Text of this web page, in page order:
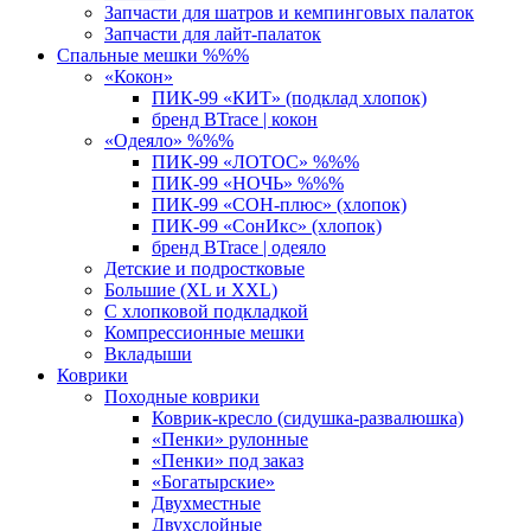
Запчасти для шатров и кемпинговых палаток
Запчасти для лайт-палаток
Спальные мешки %%%
«Кокон»
ПИК-99 «КИТ» (подклад хлопок)
бренд BTrace | кокон
«Одеяло» %%%
ПИК-99 «ЛОТОС» %%%
ПИК-99 «НОЧЬ» %%%
ПИК-99 «СОН-плюс» (хлопок)
ПИК-99 «СонИкс» (хлопок)
бренд BTrace | одеяло
Детские и подростковые
Большие (XL и XXL)
С хлопковой подкладкой
Компрессионные мешки
Вкладыши
Коврики
Походные коврики
Коврик-кресло (сидушка-развалюшка)
«Пенки» рулонные
«Пенки» под заказ
«Богатырские»
Двухместные
Двухслойные